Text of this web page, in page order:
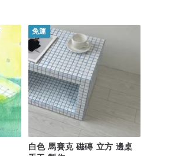
免運
白色 馬賽克 磁磚 立方 邊桌